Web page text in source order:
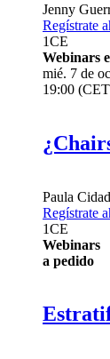
Jenny
Regístrate
1CE
Webinars
mié. 7 de
19:00
Paula
Regístrate
1CE
Webinars
a pedido